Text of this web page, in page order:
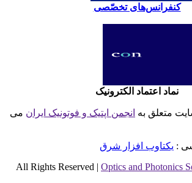
کنفرانس‌های تخصّصی
نماد اعتماد الکترونیک
متعلق بهانجمن اپتیک و فوتونیک ایران می
: یکتاوب افزار شرق
Optics and